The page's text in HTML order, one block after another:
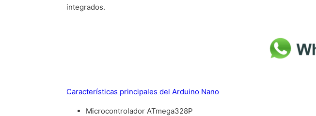
integrados.
Características principales del Arduino Nano
Microcontrolador ATmega328P